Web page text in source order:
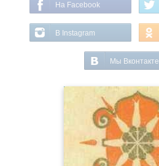
На Facebook
В Instagram
Мы Вконтакте